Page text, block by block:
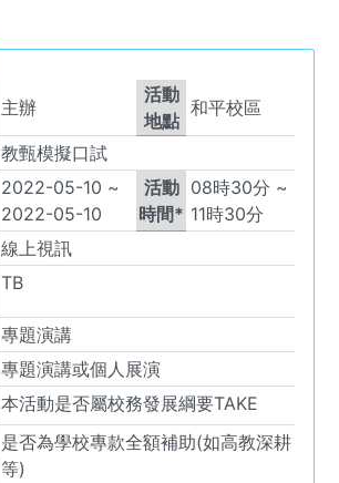
主辦
活動
地點
和平校區
教甄模擬口試
2022-05-10 ~
2022-05-10
活動
時間*
08時30
分 ~
11時30分
線上視訊
TB
專題演講
專題演講或個人展演
本活動是否屬校務發展綱要TAKE
是否為學校專款全額補助(如高教深耕
等)